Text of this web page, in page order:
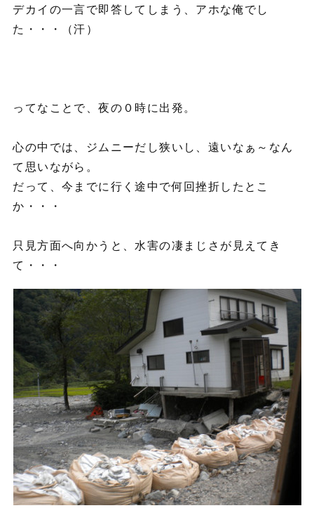
デカイの一言で即答してしまう、アホな俺でし
た・・・（汗）
ってなことで、夜の０時に出発。
心の中では、ジムニーだし狭いし、遠いなぁ～なん
て思いながら。
だって、今までに行く途中で何回挫折したとこ
か・・・
只見方面へ向かうと、水害の凄まじさが見えてき
て・・・